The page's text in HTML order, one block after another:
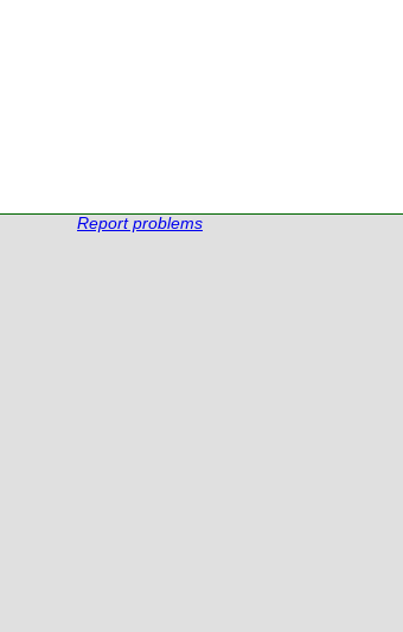
Report problems